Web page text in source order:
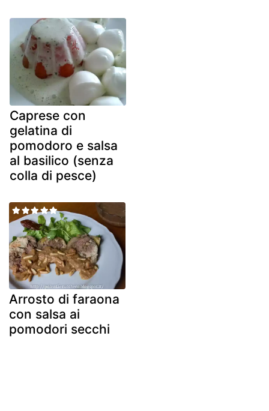
Caprese con
gelatina di
pomodoro e salsa
al basilico (senza
colla di pesce)
Arrosto di faraona
con salsa ai
pomodori secchi